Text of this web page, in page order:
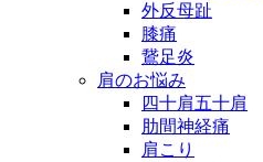
外反母趾
膝痛
鵞足炎
肩のお悩み
四十肩五十肩
肋間神経痛
肩こり